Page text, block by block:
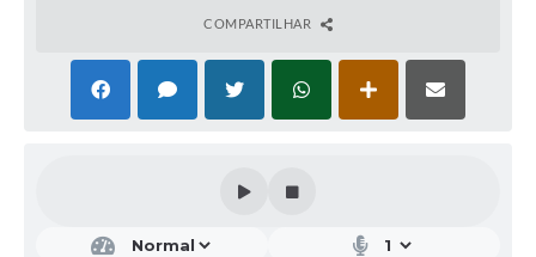
Transparência
Diário Oficial
COMPARTILHAR